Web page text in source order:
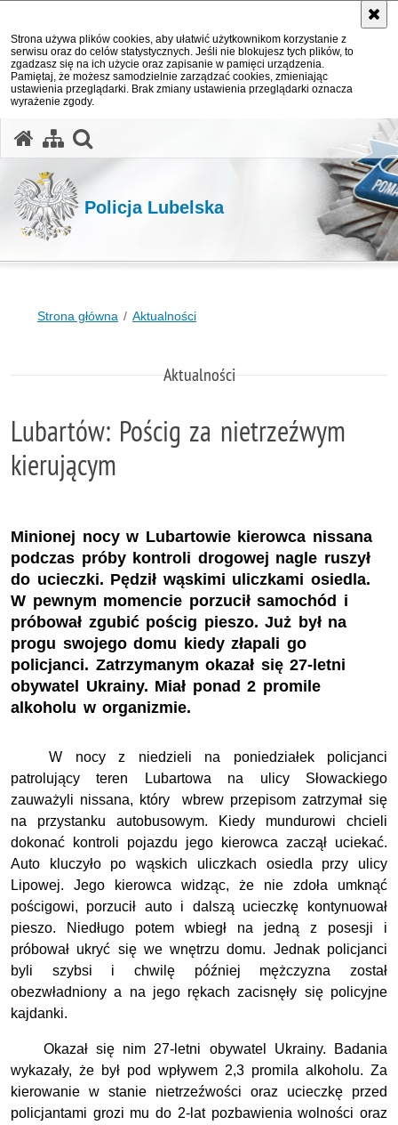
Strona używa plików cookies, aby ułatwić użytkownikom korzystanie z
serwisu oraz do celów statystycznych. Jeśli nie blokujesz tych plików, to
zgadzasz się na ich użycie oraz zapisanie w pamięci urządzenia.
Pamiętaj, że możesz samodzielnie zarządzać cookies, zmieniając
ustawienia przeglądarki. Brak zmiany ustawienia przeglądarki oznacza
wyrażenie zgody.
Policja Lubelska
Strona główna Aktualności
Aktualności
Lubartów: Pościg za nietrzeźwym
kierującym
Minionej nocy w Lubartowie kierowca nissana
podczas próby kontroli drogowej nagle ruszył
do ucieczki. Pędził wąskimi uliczkami osiedla.
W pewnym momencie porzucił samochód i
próbował zgubić pościg pieszo. Już był na
progu swojego domu kiedy złapali go
policjanci. Zatrzymanym okazał się 27-letni
obywatel Ukrainy. Miał ponad 2 promile
alkoholu w organizmie.
W nocy z niedzieli na poniedziałek policjanci
patrolujący teren Lubartowa na ulicy Słowackiego
zauważyli nissana, który wbrew przepisom zatrzymał się
na przystanku autobusowym. Kiedy mundurowi chcieli
dokonać kontroli pojazdu jego kierowca zaczął uciekać.
Auto kluczyło po wąskich uliczkach osiedla przy ulicy
Lipowej. Jego kierowca widząc, że nie zdoła umknąć
pościgowi, porzucił auto i dalszą ucieczkę kontynuował
pieszo. Niedługo potem wbiegł na jedną z posesji i
próbował ukryć się we wnętrzu domu. Jednak policjanci
byli szybsi i chwilę później mężczyzna został
obezwładniony a na jego rękach zacisnęły się policyjne
kajdanki.
Okazał się nim 27-letni obywatel Ukrainy. Badania
wykazały, że był pod wpływem 2,3 promila alkoholu. Za
kierowanie w stanie nietrzeźwości oraz ucieczkę przed
policjantami grozi mu do 2-lat pozbawienia wolności oraz